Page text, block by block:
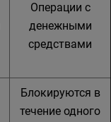
Операции с
денежными
средствами
Блокируются в
течение одного